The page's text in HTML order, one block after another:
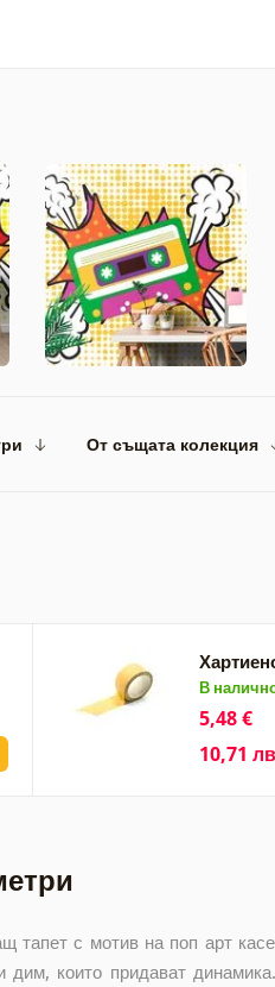
От същата колекция
В
5,48 €
10,71
тапет с мотив на поп арт
дим, които придават